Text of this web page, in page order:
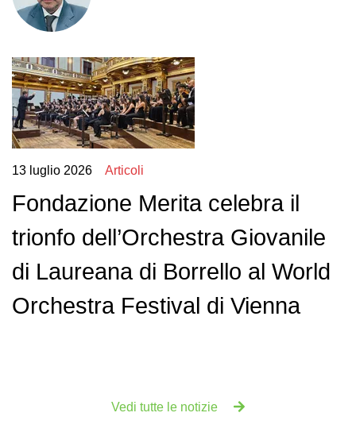
13 luglio 2026 Articoli
Fondazione Merita celebra il
trionfo dell’Orchestra Giovanile
di Laureana di Borrello al World
Orchestra Festival di Vienna
Vedi tutte le notizie